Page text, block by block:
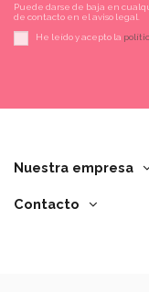
Puede darse de baja en
de contacto en el aviso legal.
He leído y acepto la
Nuestra empresa
Contacto